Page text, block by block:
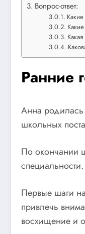
Вопрос-ответ:
Ранние
Анна родилась
школьных
По окончании
Первые шаги
привлечь
восхищение и